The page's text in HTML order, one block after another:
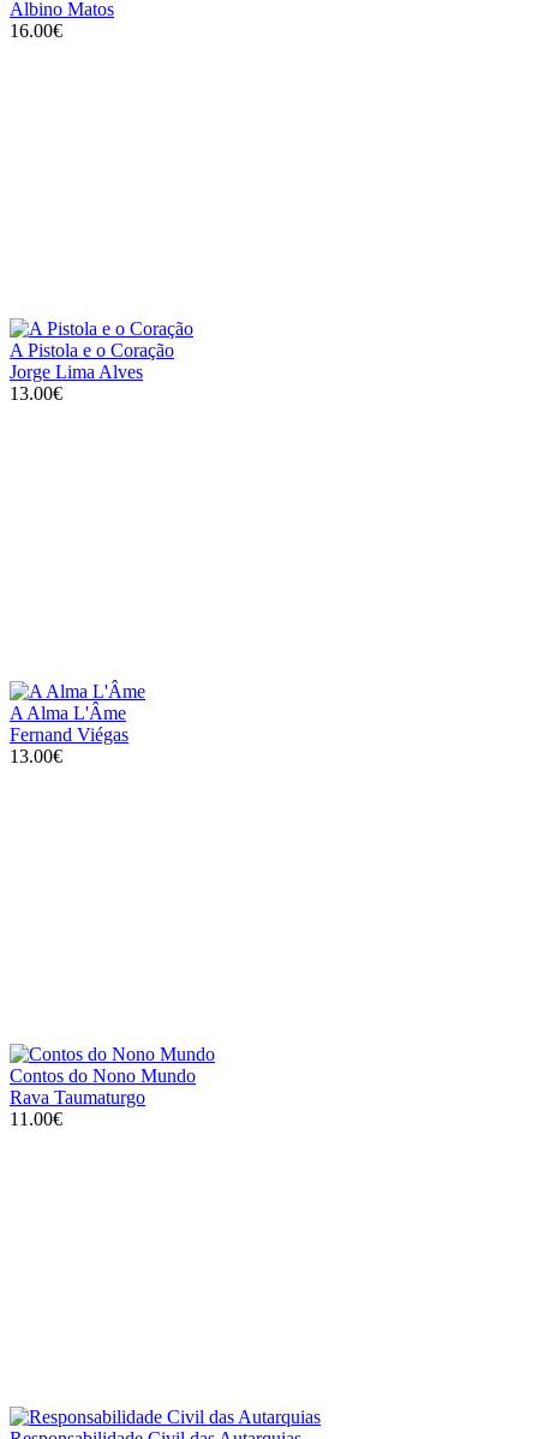
Albino Matos
16.00€
A Pistola e o Coração
Jorge Lima Alves
13.00€
A Alma L'Âme
Fernand Viégas
13.00€
Contos do Nono Mundo
Rava Taumaturgo
11.00€